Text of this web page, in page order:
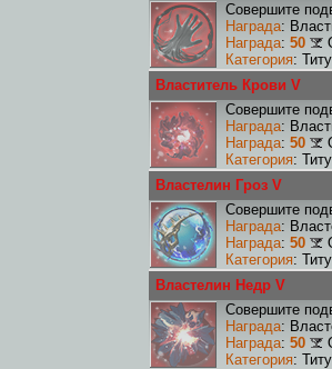
Совершите
Награда:
Награда: 50
Категория:
Властитель Крови V
Совершите
Награда:
Награда: 50
Категория:
Властелин Гроз V
Совершите
Награда:
Награда: 50
Категория:
Властелин Недр V
Совершите
Награда:
Награда: 50
Категория: